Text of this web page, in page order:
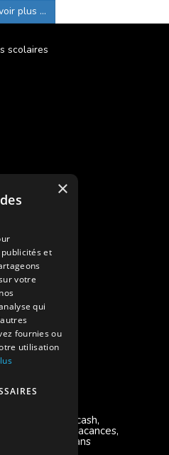
plus ...
scolaires
inclusives
en colonie
Supernova
Mandats cash,
Chèques vacances,
charge reçu sans
Pass Colo
×
et
votre
qui
fournies ou
utilisation